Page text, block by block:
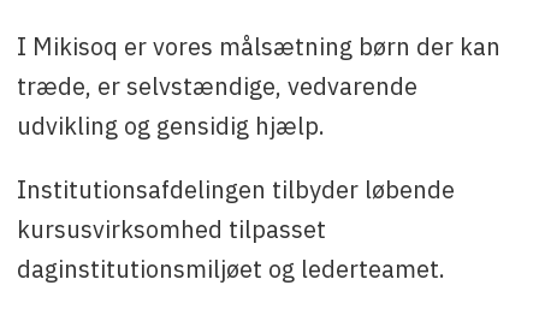
I Mikisoq er vores målsætning børn der kan
træde, er selvstændige, vedvarende
udvikling og gensidig hjælp.
Institutionsafdelingen tilbyder løbende
kursusvirksomhed tilpasset
daginstitutionsmiljøet og lederteamet.